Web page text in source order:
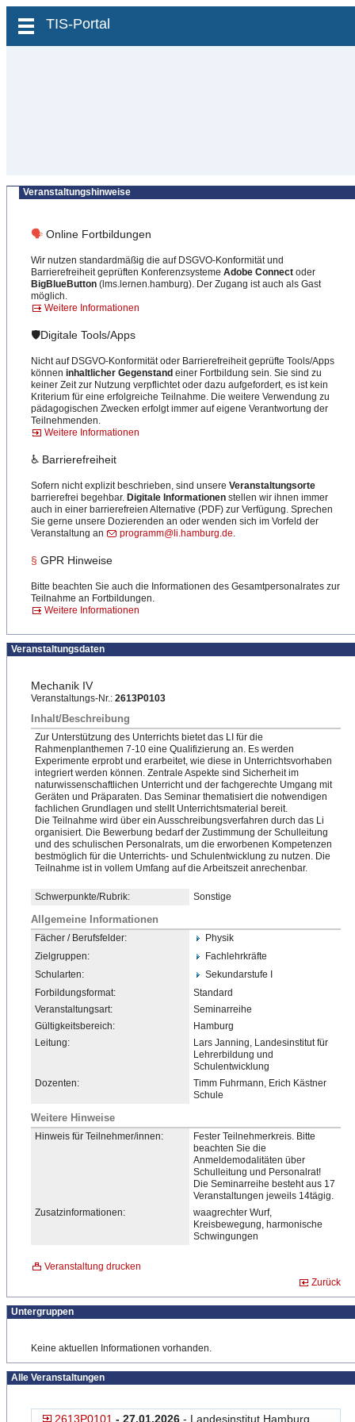
zum Inhalt wechseln
TIS-Portal
Veranstaltungshinweise
🗣 Online Fortbildungen
Wir nutzen standardmäßig die auf DSGVO-Konformität und
Barrierefreiheit geprüften Konferenzsysteme Adobe Connect oder
BigBlueButton (lms.lernen.hamburg). Der Zugang ist auch als Gast
möglich.
Weitere Informationen
🛡️Digitale Tools/Apps
Nicht auf DSGVO-Konformität oder Barrierefreiheit geprüfte Tools/Apps
können inhaltlicher Gegenstand einer Fortbildung sein. Sie sind zu
keiner Zeit zur Nutzung verpflichtet oder dazu aufgefordert, es ist kein
Kriterium für eine erfolgreiche Teilnahme. Die weitere Verwendung zu
pädagogischen Zwecken erfolgt immer auf eigene Verantwortung der
Teilnehmenden.
Weitere Informationen
♿ Barrierefreiheit
Sofern nicht explizit beschrieben, sind unsere Veranstaltungsorte
barrierefrei begehbar. Digitale Informationen stellen wir ihnen immer
auch in einer barrierefreien Alternative (PDF) zur Verfügung. Sprechen
Sie gerne unsere Dozierenden an oder wenden sich im Vorfeld der
Veranstaltung an
programm@li.hamburg.de.
§ GPR Hinweise
Bitte beachten Sie auch die Informationen des Gesamtpersonalrates zur
Teilnahme an Fortbildungen.
Weitere Informationen
Veranstaltungsdaten
Mechanik IV
Veranstaltungs-Nr.: 2613P0103
Inhalt/Beschreibung
Zur Unterstützung des Unterrichts bietet das LI für die
Rahmenplanthemen 7-10 eine Qualifizierung an. Es werden
Experimente erprobt und erarbeitet, wie diese in Unterrichtsvorhaben
integriert werden können. Zentrale Aspekte sind Sicherheit im
naturwissenschaftlichen Unterricht und der fachgerechte Umgang mit
Geräten und Präparaten. Das Seminar thematisiert die notwendigen
fachlichen Grundlagen und stellt Unterrichtsmaterial bereit.
Die Teilnahme wird über ein Ausschreibungsverfahren durch das Li
organisiert. Die Bewerbung bedarf der Zustimmung der Schulleitung
und des schulischen Personalrats, um die erworbenen Kompetenzen
bestmöglich für die Unterrichts- und Schulentwicklung zu nutzen. Die
Teilnahme ist in vollem Umfang auf die Arbeitszeit anrechenbar.
Schwerpunkte/Rubrik: Sonstige
Allgemeine Informationen
Fächer / Berufsfelder:
Physik
Zielgruppen:
Fachlehrkräfte
Schularten:
Sekundarstufe I
Forbildungsformat:
Standard
Veranstaltungsart:
Seminarreihe
Gültigkeitsbereich:
Hamburg
Leitung:
Lars Janning, Landesinstitut für
Lehrerbildung und
Schulentwicklung
Dozenten:
Timm Fuhrmann, Erich Kästner
Schule
Weitere Hinweise
Hinweis für Teilnehmer/innen:
Fester Teilnehmerkreis. Bitte
beachten Sie die
Anmeldemodalitäten über
Schulleitung und Personalrat!
Die Seminarreihe besteht aus 17
Veranstaltungen jeweils 14tägig.
Zusatzinformationen:
waagrechter Wurf,
Kreisbewegung, harmonische
Schwingungen
Veranstaltung drucken
Zurück
Untergruppen
Keine aktuellen Informationen vorhanden.
Alle Veranstaltungen
2613P0101 - 27.01.2026 - Landesinstitut Hamburg,